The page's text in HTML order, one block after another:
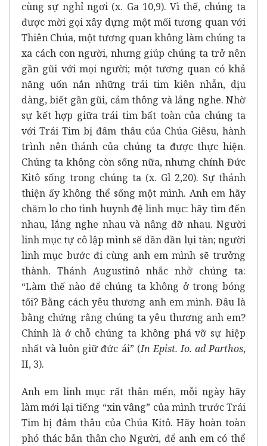
cùng sự nghỉ ngơi (x. Ga 10,9). Vì thế, chúng ta
được mời gọi xây dựng một mối tương quan với
Thiên Chúa, một tương quan không làm chúng ta
xa cách con người, nhưng giúp chúng ta trở nên
gần gũi với mọi người; một tương quan có khả
năng uốn nắn những trái tim kiên nhẫn, dịu
dàng, biết gần gũi, cảm thông và lắng nghe. Nhờ
sự kết hợp giữa trái tim bất toàn của chúng ta
với Trái Tim bị đâm thâu của Chúa Giêsu, hành
trình nên thánh của chúng ta được thực hiện.
Chúng ta không còn sống nữa, nhưng chính Đức
Kitô sống trong chúng ta (x. Gl 2,20). Sự thánh
thiện ấy không thể sống một mình. Anh em hãy
chăm lo cho tình huynh đệ linh mục: hãy tìm đến
nhau, lắng nghe nhau và nâng đỡ nhau. Người
linh mục tự cô lập mình sẽ dần dần lụi tàn; người
linh mục bước đi cùng anh em mình sẽ trưởng
thành. Thánh Augustinô nhắc nhở chúng ta:
“Làm thế nào để chúng ta không ở trong bóng
tối? Bằng cách yêu thương anh em mình. Đâu là
bằng chứng rằng chúng ta yêu thương anh em?
Chính là ở chỗ chúng ta không phá vỡ sự hiệp
nhất và luôn giữ đức ái” (In Epist. Io. ad Parthos,
II, 3).
Anh em linh mục rất thân mến, mỗi ngày hãy
làm mới lại tiếng “xin vâng” của mình trước Trái
Tim bị đâm thâu của Chúa Kitô. Hãy hoàn toàn
phó thác bản thân cho Người, để anh em có thể